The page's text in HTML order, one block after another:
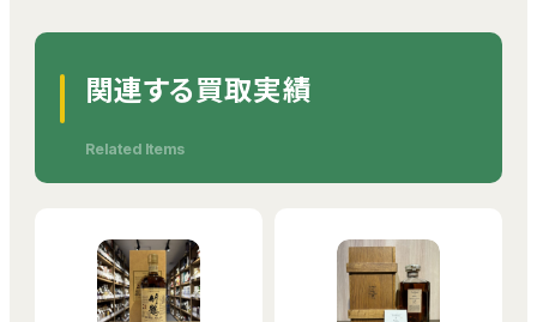
関連する買取実績
Related Items